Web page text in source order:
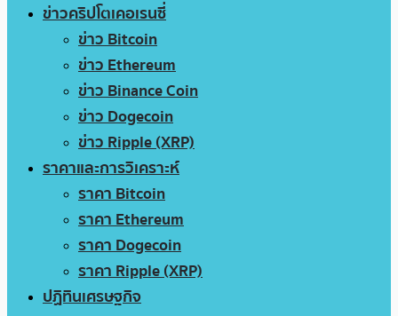
ข่าวคริปโตเคอเรนซี่
ข่าว Bitcoin
ข่าว Ethereum
ข่าว Binance Coin
ข่าว Dogecoin
ข่าว Ripple (XRP)
ราคาและการวิเคราะห์
ราคา Bitcoin
ราคา Ethereum
ราคา Dogecoin
ราคา Ripple (XRP)
ปฏิทินเศรษฐกิจ